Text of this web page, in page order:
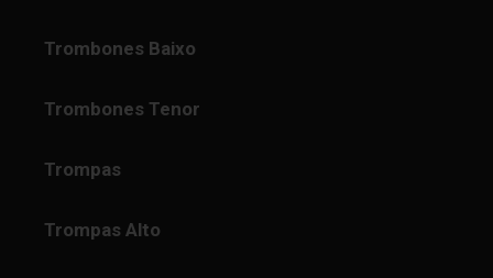
Trombones Baixo
Trombones Tenor
Trompas
Trompas Alto